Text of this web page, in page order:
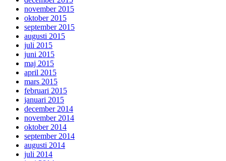
november 2015
oktober 2015
september 2015
augusti 2015
juli 2015
juni 2015
maj 2015
april 2015
mars 2015
februari 2015
januari 2015
december 2014
november 2014
oktober 2014
september 2014
augusti 2014
juli 2014